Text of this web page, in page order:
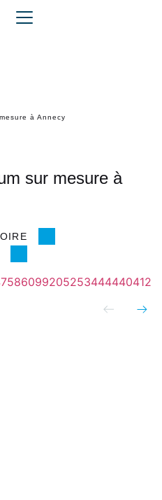
à Annecy
sur mesure à